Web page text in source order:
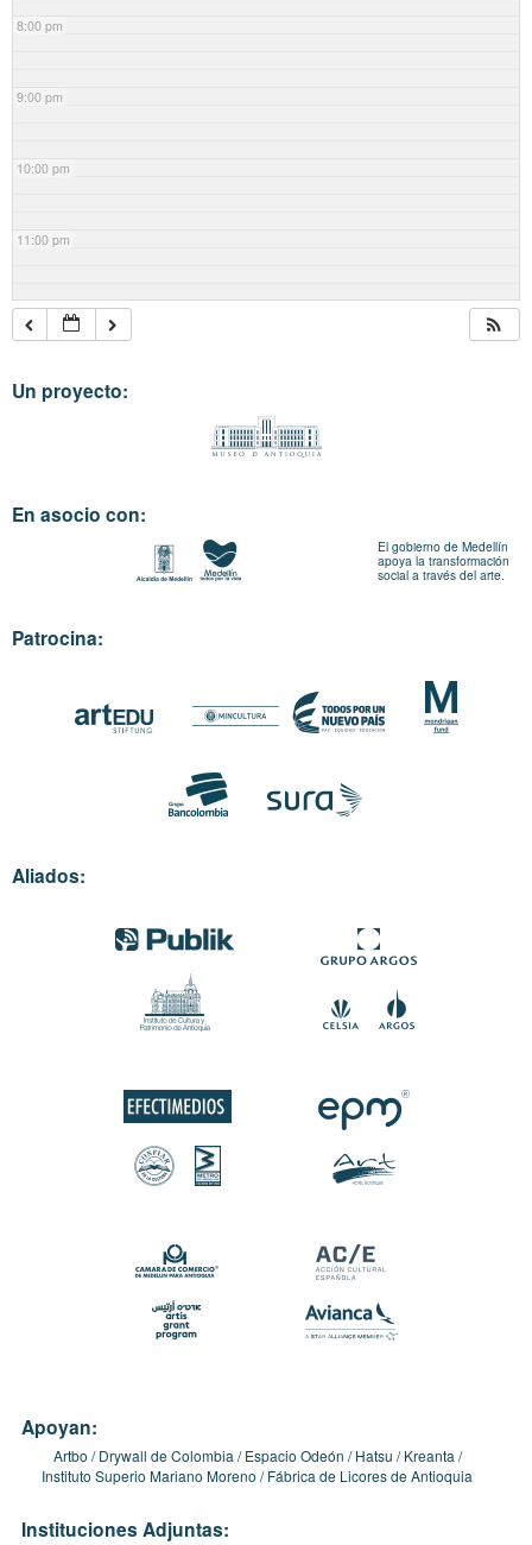
8:00 pm
9:00 pm
10:00 pm
11:00 pm
Un proyecto:
En asocio con:
El gobierno de Medellín
apoya la transformación
social a través del arte.
Patrocina:
Aliados:
Apoyan:
Artbo Drywall de Colombia Espacio Odeón Hatsu
Kreanta
Instituto Superio Mariano Moreno
Fábrica de Licores de Antioquia
Instituciones Adjuntas: